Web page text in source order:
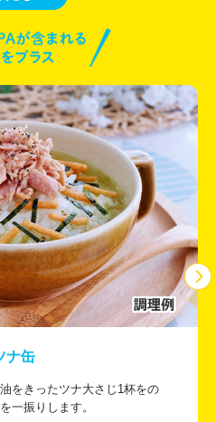
ナ缶
をきったツナ大さじ1杯をの
一振りします。